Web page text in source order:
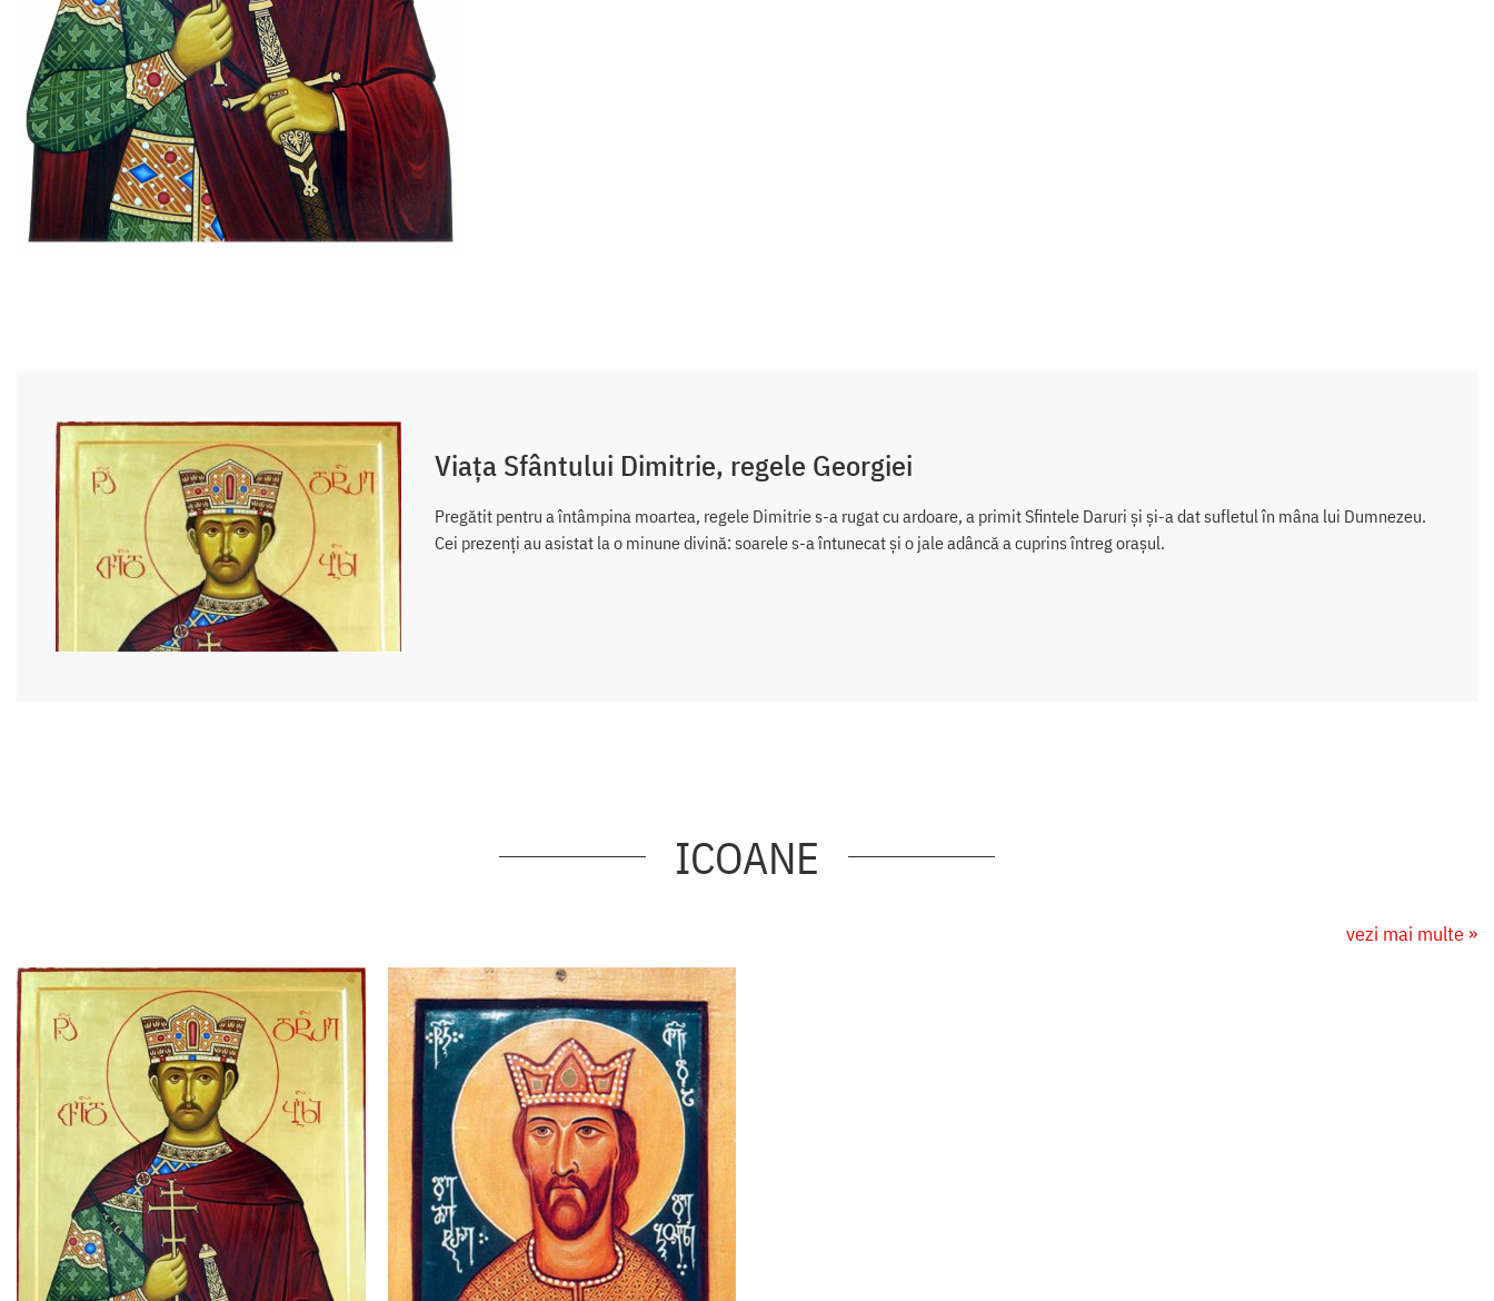
Viața Sfântului Dimitrie, regele Georgiei
Pregătit pentru a întâmpina moartea, regele Dimitrie s-a rugat cu ardoare, a primit Sfintele Daruri și și-a dat sufletul în mâna lui Dumnezeu.
Cei prezenți au asistat la o minune divină: soarele s-a întunecat și o jale adâncă a cuprins întreg orașul.
ICOANE
vezi mai multe »